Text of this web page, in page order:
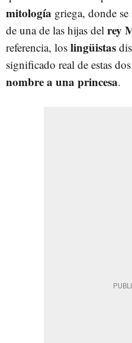
mitología griega, donde
de una de las hijas del rey
referencia, los lingüistas
significado real de estas
nombre a una princesa.